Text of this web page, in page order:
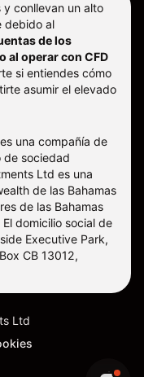
y conllevan un alto
debido al
de los
al operar con CFD
si entiendes cómo
asumir el elevado
una compañía de
de sociedad
Ltd es una
de las Bahamas
de las Bahamas
domicilio social de
Executive Park,
CB 13012,
Ltd